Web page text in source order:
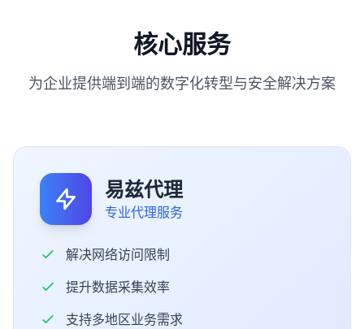
核心服务
为企业提供端到端的数字化转型与安全解决方案
易兹代理
专业代理服务
解决网络访问限制
提升数据采集效率
支持多地区业务需求